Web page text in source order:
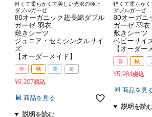
軽くて柔らかくて美しい光沢の極上
ダブルガーゼ
80オーガニック超長綿ダブル
ガーゼ-羽衣-
敷きシーツ
ジュニア・セミシングルサイ
ズ
【オーダーメイド】
春 秋 夏 冬
¥9,207税込
商品を見る
軽くて柔らか
ダブルガーゼ
80オーガニ
ガーゼ-羽衣-
敷きシーツ
ベビーサイ
【オーダー
春 秋
¥5,984税込
商品を見